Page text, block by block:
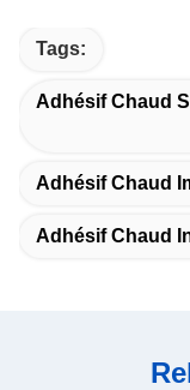
Tags:
Adhésif Chaud
Adhésif Chaud
Adhésif Chaud